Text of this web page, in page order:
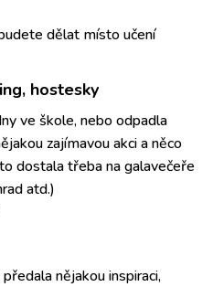
dělat místo učení
hostesky
ve škole, nebo odpadla
zajímavou akci a něco
dostala třeba na galavečeře
atd.)
nějakou inspiraci,